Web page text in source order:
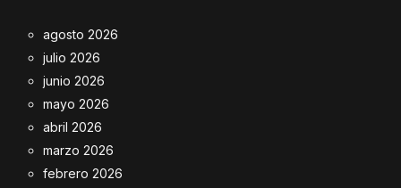
agosto 2026
julio 2026
junio 2026
mayo 2026
abril 2026
marzo 2026
febrero 2026